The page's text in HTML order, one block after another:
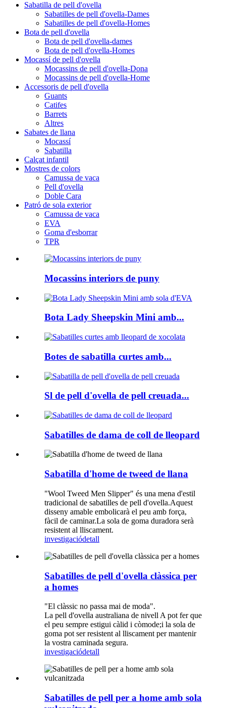
Sabatilla de pell d'ovella
Sabatilles de pell d'ovella-Dames
Sabatilles de pell d'ovella-Homes
Bota de pell d'ovella
Bota de pell d'ovella-dames
Bota de pell d'ovella-Homes
Mocassí de pell d'ovella
Mocassins de pell d'ovella-Dona
Mocassins de pell d'ovella-Home
Accessoris de pell d'ovella
Guants
Catifes
Barrets
Altres
Sabates de llana
Mocassí
Sabatilla
Calçat infantil
Mostres de colors
Camussa de vaca
Pell d'ovella
Doble Cara
Patró de sola exterior
Camussa de vaca
EVA
Goma d'esborrar
TPR
Mocassins interiors de puny
Bota Lady Sheepskin Mini amb...
Botes de sabatilla curtes amb...
Sl de pell d'ovella de pell creuada...
Sabatilles de dama de coll de lleopard
Sabatilla d'home de tweed de llana
"Wool Tweed Men Slipper" és una mena d'estil
tradicional de sabatilles de pell d'ovella.Aquest
disseny amable embolicarà el peu amb força,
fàcil de caminar.La sola de goma duradora serà
resistent al lliscament.
investigaciódetall
Sabatilles de pell d'ovella clàssica per
a homes
"El clàssic no passa mai de moda".
La pell d'ovella australiana de nivell A pot fer que
el peu sempre estigui càlid i còmode;i la sola de
goma pot ser resistent al lliscament per mantenir
la vostra caminada segura.
investigaciódetall
Sabatilles de pell per a home amb sola